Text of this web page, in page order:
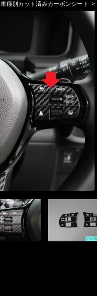
車種別カット済みカーボンシート >